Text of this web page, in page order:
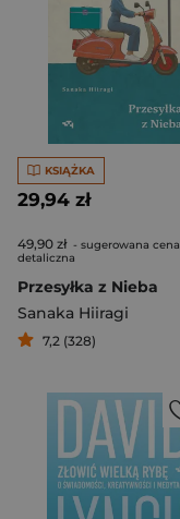
KSIĄŻKA
29,94 zł
49,90 zł - sugerowana cena
detaliczna
Przesyłka z Nieba
Sanaka Hiiragi
7,2 (328)